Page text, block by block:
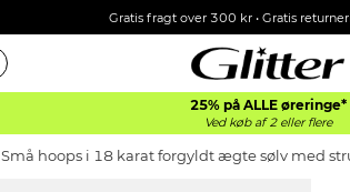
Gratis fragt over 300 kr • Gratis
25% på ALLE øreringe*
Ved køb af 2 eller flere
Små hoops i 18 karat forgyldt ægte sølv med